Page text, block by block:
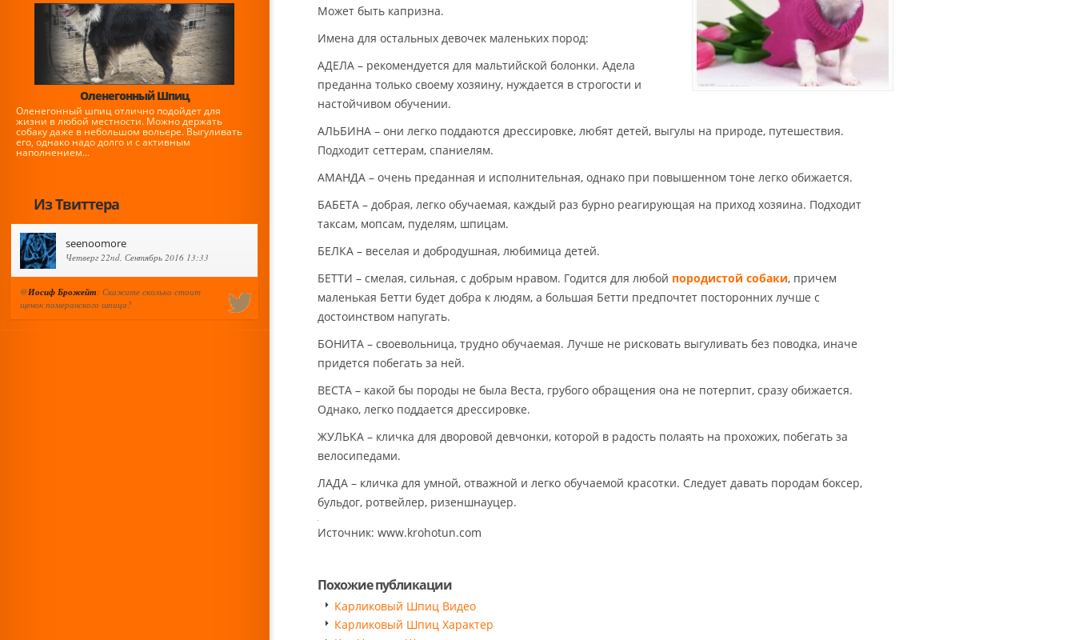
Оленегонный Шпиц
Оленегонный шпиц отлично подойдет для
жизни в любой местности. Можно держать
собаку даже в небольшом вольере. Выгуливать
его, однако надо долго и с активным
наполнением...
Из Твиттера
seenoomore
Четверг 22nd, Сентябрь 2016 13:33
@Иосиф Брожейт: Скажите сколько стоит
щенок померанского шпица?
Может быть капризна.
Имена для остальных девочек маленьких пород:
АДЕЛА – рекомендуется для мальтийской болонки. Адела
преданна только своему хозяину, нуждается в строгости и
настойчивом обучении.
АЛЬБИНА – они легко поддаются дрессировке, любят детей, выгулы на природе, путешествия.
Подходит сеттерам, спаниелям.
АМАНДА – очень преданная и исполнительная, однако при повышенном тоне легко обижается.
БАБЕТА – добрая, легко обучаемая, каждый раз бурно реагирующая на приход хозяина. Подходит
таксам, мопсам, пуделям, шпицам.
БЕЛКА – веселая и добродушная, любимица детей.
БЕТТИ – смелая, сильная, с добрым нравом. Годится для любой породистой собаки, причем
маленькая Бетти будет добра к людям, а большая Бетти предпочтет посторонних лучше с
достоинством напугать.
БОНИТА – своевольница, трудно обучаемая. Лучше не рисковать выгуливать без поводка, иначе
придется побегать за ней.
ВЕСТА – какой бы породы не была Веста, грубого обращения она не потерпит, сразу обижается.
Однако, легко поддается дрессировке.
ЖУЛЬКА – кличка для дворовой девчонки, которой в радость полаять на прохожих, побегать за
велосипедами.
ЛАДА – кличка для умной, отважной и легко обучаемой красотки. Следует давать породам боксер,
бульдог, ротвейлер, ризеншнауцер.
Источник: www.krohotun.com
Похожие публикации
Карликовый Шпиц Видео
Карликовый Шпиц Характер